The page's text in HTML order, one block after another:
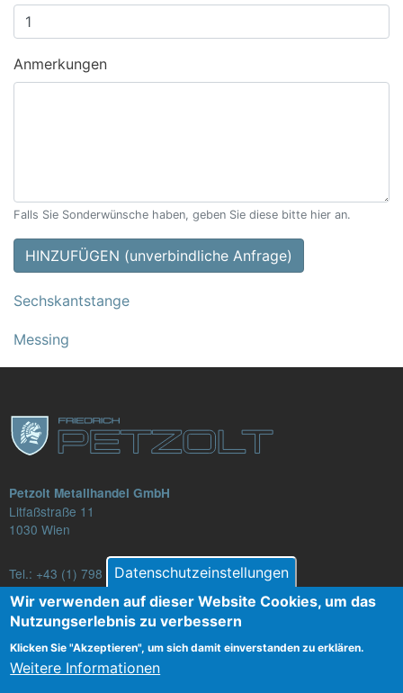
Anmerkungen
Falls Sie Sonderwünsche haben, geben Sie diese bitte hier an.
HINZUFÜGEN (unverbindliche Anfrage)
Sechskantstange
Messing
Petzolt Metallhandel GmbH
Litfaßstraße 11
1030 Wien
Tel.: +43 (1) 798 82 88-16
E-Mail: verkauf@petzolt.at
Datenschutzeinstellungen
Wir verwenden auf dieser Website Cookies, um das
Nutzungserlebnis zu verbessern
Klicken Sie "Akzeptieren", um sich damit einverstanden zu erklären.
Weitere Informationen